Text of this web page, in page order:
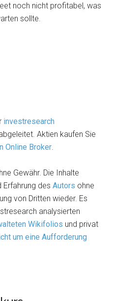
noch nicht profitabel, was
sollte.
investresearch
Aktien kaufen Sie
Online Broker.
Gewähr. Die Inhalte
Erfahrung desAutors ohne
von Dritten wieder. Es
analysierten
Wikifolios und privat
um eine Aufforderung